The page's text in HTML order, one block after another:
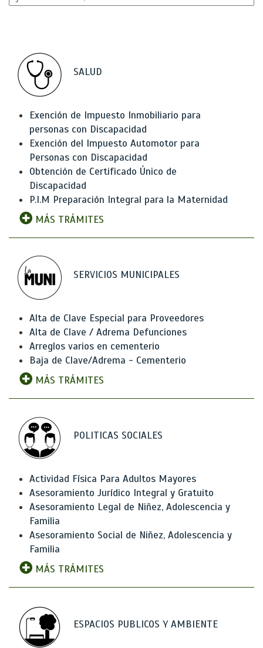
SALUD
Exención de Impuesto Inmobiliario para
personas con Discapacidad
Exención del Impuesto Automotor para
Personas con Discapacidad
Obtención de Certificado Único de
Discapacidad
P.I.M Preparación Integral para la Maternidad
MÁS TRÁMITES
SERVICIOS MUNICIPALES
Alta de Clave Especial para Proveedores
Alta de Clave / Adrema Defunciones
Arreglos varios en cementerio
Baja de Clave/Adrema - Cementerio
MÁS TRÁMITES
POLITICAS SOCIALES
Actividad Física Para Adultos Mayores
Asesoramiento Jurídico Integral y Gratuito
Asesoramiento Legal de Niñez, Adolescencia y
Familia
Asesoramiento Social de Niñez, Adolescencia y
Familia
MÁS TRÁMITES
ESPACIOS PUBLICOS Y AMBIENTE